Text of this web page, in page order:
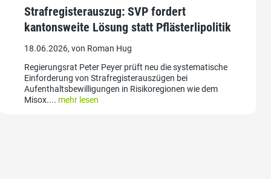
Strafregisterauszug: SVP fordert
kantonsweite Lösung statt Pflästerlipolitik
18.06.2026, von Roman Hug
Regierungsrat Peter Peyer prüft neu die systematische
Einforderung von Strafregisterauszügen bei
Aufenthaltsbewilligungen in Risikoregionen wie dem
Misox.... mehr lesen